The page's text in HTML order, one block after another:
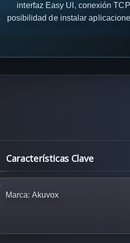
interfaz Easy UI, conexión
posibilidad de instalar
Características Clave
Marca: Akuvox